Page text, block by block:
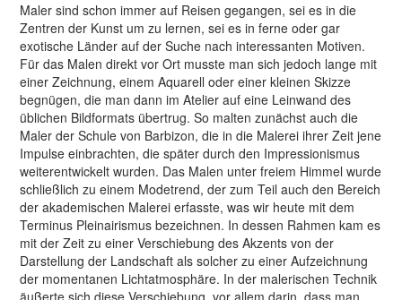
Maler sind schon immer auf Reisen gegangen, sei es in die
Zentren der Kunst um zu lernen, sei es in ferne oder gar
exotische Länder auf der Suche nach interessanten Motiven.
Für das Malen direkt vor Ort musste man sich jedoch lange mit
einer Zeichnung, einem Aquarell oder einer kleinen Skizze
begnügen, die man dann im Atelier auf eine Leinwand des
üblichen Bildformats übertrug. So malten zunächst auch die
Maler der Schule von Barbizon, die in die Malerei ihrer Zeit jene
Impulse einbrachten, die später durch den Impressionismus
weiterentwickelt wurden. Das Malen unter freiem Himmel wurde
schließlich zu einem Modetrend, der zum Teil auch den Bereich
der akademischen Malerei erfasste, was wir heute mit dem
Terminus Pleinairismus bezeichnen. In dessen Rahmen kam es
mit der Zeit zu einer Verschiebung des Akzents von der
Darstellung der Landschaft als solcher zu einer Aufzeichnung
der momentanen Lichtatmosphäre. In der malerischen Technik
äußerte sich diese Verschiebung vor allem darin, dass man